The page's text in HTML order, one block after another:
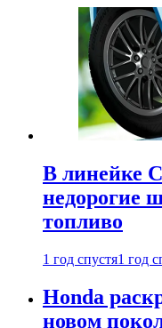
В линейке
недорогие
топливо
1 год спустя1 год
Honda
новом